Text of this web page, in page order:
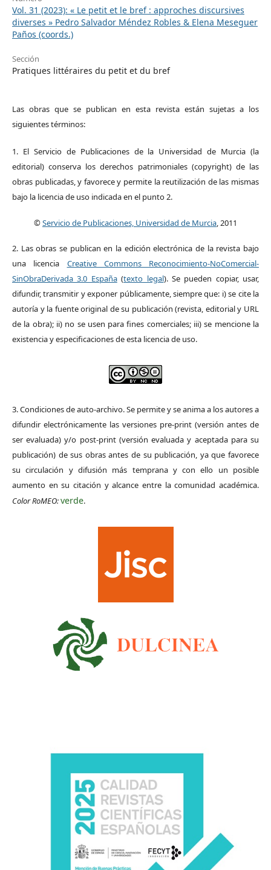
Vol. 31 (2023): « Le petit et le bref : approches discursives
diverses » Pedro Salvador Méndez Robles & Elena Meseguer
Paños (coords.)
Sección
Pratiques littéraires du petit et du bref
Las obras que se publican en esta revista están sujetas a los
siguientes términos:
1. El Servicio de Publicaciones de la Universidad de Murcia (la
editorial) conserva los derechos patrimoniales (copyright) de las
obras publicadas, y favorece y permite la reutilización de las mismas
bajo la licencia de uso indicada en el punto 2.
©Servicio de Publicaciones, Universidad de Murcia, 2011
2. Las obras se publican en la edición electrónica de la revista bajo
una licencia Creative Commons Reconocimiento-NoComercial-
SinObraDerivada 3.0 España(texto legal). Se pueden copiar, usar,
difundir, transmitir y exponer públicamente, siempre que: i) se cite la
autoría y la fuente original de su publicación (revista, editorial y URL
de la obra); ii) no se usen para fines comerciales; iii) se mencione la
existencia y especificaciones de esta licencia de uso.
3. Condiciones de auto-archivo. Se permite y se anima a los autores a
difundir electrónicamente las versiones pre-print (versión antes de
ser evaluada) y/o post-print (versión evaluada y aceptada para su
publicación) de sus obras antes de su publicación, ya que favorece
su circulación y difusión más temprana y con ello un posible
aumento en su citación y alcance entre la comunidad académica.
Color RoMEO:verde.